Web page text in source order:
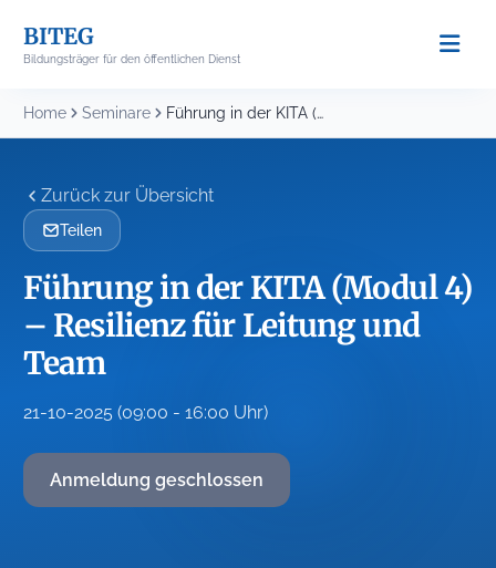
content
BITEG
Bildungsträger für den öffentlichen Dienst
Home Seminare Führung in der KITA (Modul 4) – Resilienz...
Zurück zur Übersicht
Teilen
Führung in der KITA (Modul 4)
– Resilienz für Leitung und
Team
21-10-2025 (09:00 - 16:00 Uhr)
Anmeldung geschlossen